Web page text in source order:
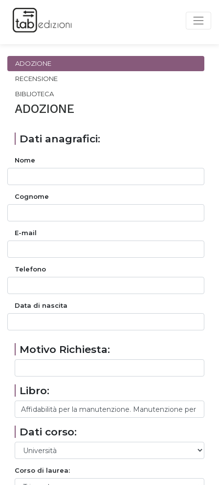
ADOZIONE
RECENSIONE
BIBLIOTECA
ADOZIONE
Dati anagrafici:
Nome
Cognome
E-mail
Telefono
Data di nascita
Motivo Richiesta:
Libro:
Dati corso:
Corso di laurea: